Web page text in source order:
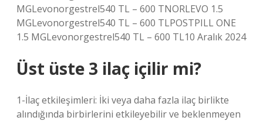
MGLevonorgestrel540 TL – 600 TNORLEVO 1.5
MGLevonorgestrel540 TL – 600 TLPOSTPILL ONE
1.5 MGLevonorgestrel540 TL – 600 TL10 Aralık 2024
Üst üste 3 ilaç içilir mi?
1-İlaç etkileşimleri: İki veya daha fazla ilaç birlikte
alındığında birbirlerini etkileyebilir ve beklenmeyen